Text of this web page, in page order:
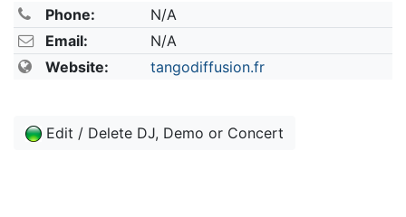
Phone:
N/A
Email:
N/A
Website:
tangodiffusion.fr
Edit / Delete DJ, Demo or Concert